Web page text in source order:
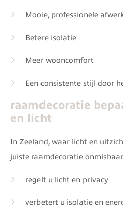
Mooie, professionele
Betere isolatie
Meer wooncomfort
Een consistente stijl door
raamdecoratie
en licht
In Zeeland, waar licht en
juiste raamdecoratie
regelt u licht en privacy
verbetert u isolatie en